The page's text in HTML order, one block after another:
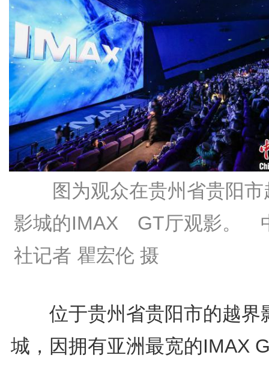
图为观众在贵州省贵阳市
影城的IMAX GT厅观影。
社记者 瞿宏伦 摄
位于贵州省贵阳市的越界
城，因拥有亚洲最宽的IMAX